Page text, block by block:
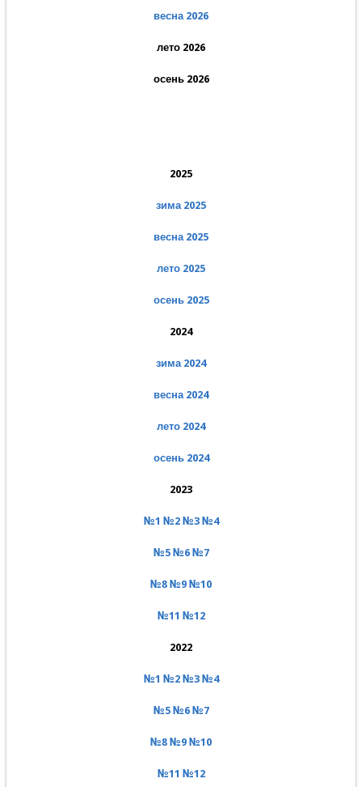
весна 2026
лето 2026
осень 2026
2025
зима 2025
весна 2025
лето 2025
осень 2025
2024
зима 2024
весна 2024
лето 2024
осень 2024
2023
№1 №2 №3 №4
№5 №6 №7
№8 №9 №10
№11 №12
2022
№1 №2 №3 №4
№5 №6 №7
№8 №9 №10
№11 №12